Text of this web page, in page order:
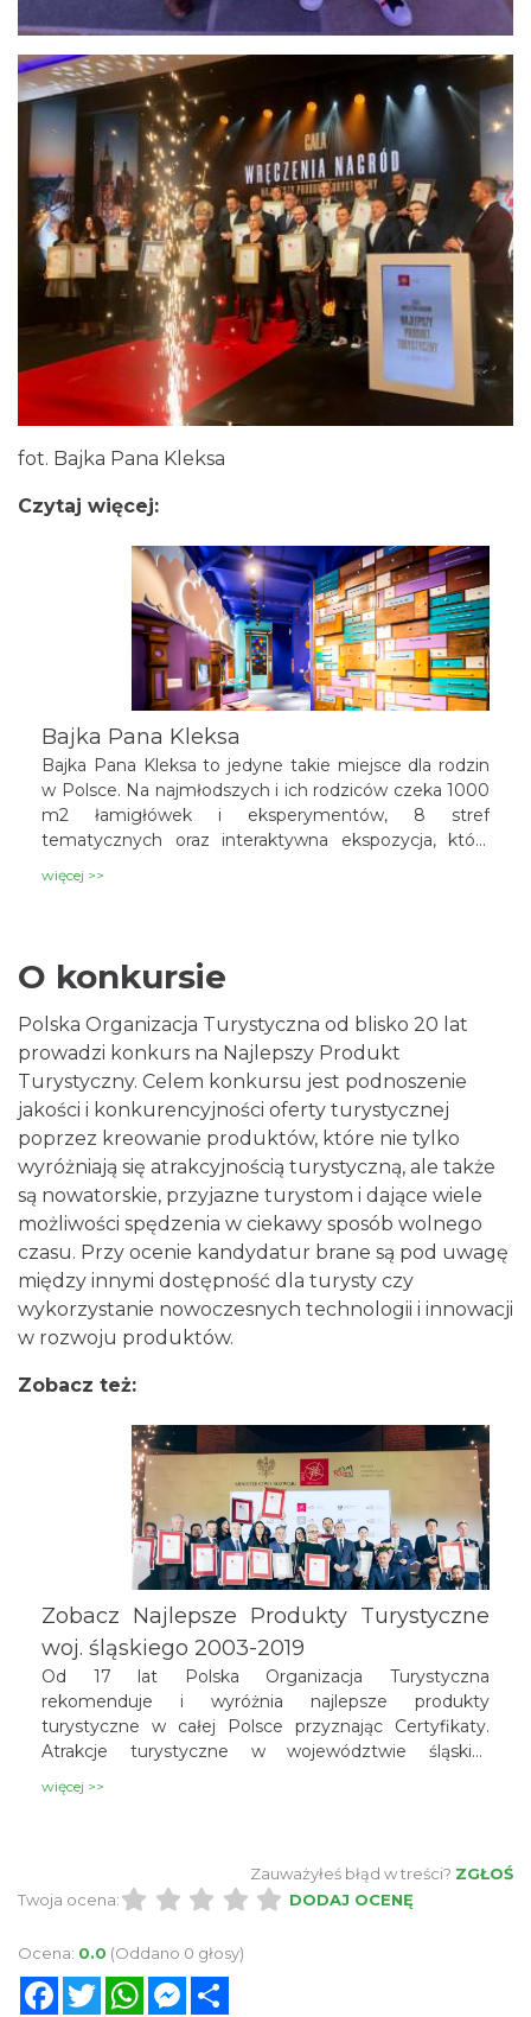
fot. Bajka Pana Kleksa
Czytaj więcej:
Bajka Pana Kleksa
Bajka Pana Kleksa to jedyne takie miejsce dla rodzin
w Polsce. Na najmłodszych i ich rodziców czeka 1000
m2 łamigłówek i eksperymentów, 8 stref
tematycznych oraz interaktywna ekspozycja, która
więcej >>
O konkursie
Polska Organizacja Turystyczna od blisko 20 lat
prowadzi konkurs na Najlepszy Produkt
Turystyczny. Celem konkursu jest podnoszenie
jakości i konkurencyjności oferty turystycznej
poprzez kreowanie produktów, które nie tylko
wyróżniają się atrakcyjnością turystyczną, ale także
są nowatorskie, przyjazne turystom i dające wiele
możliwości spędzenia w ciekawy sposób wolnego
czasu. Przy ocenie kandydatur brane są pod uwagę
między innymi dostępność dla turysty czy
wykorzystanie nowoczesnych technologii i innowacji
w rozwoju produktów.
Zobacz też:
Zobacz Najlepsze Produkty Turystyczne
woj. śląskiego 2003-2019
Od 17 lat Polska Organizacja Turystyczna
rekomenduje i wyróżnia najlepsze produkty
turystyczne w całej Polsce przyznając Certyfikaty.
Atrakcje turystyczne w województwie śląskim
fakt, że Śląskie na przestrzeni wszystkich edycji
Oskarów polskiej turystyki - Złote Certyfikaty. To
najlepszy wynik w kraju! Zobaczcie, które atrakcje ze
Produktu Turystycznego w latach 2003-2019 a które
otrzymały wyróżnienia. Wniosek jest jeden: mamy się
czym chwalić!
więcej >>
Zauważyłeś błąd w treści? ZGŁOŚ
Twoja ocena:
DODAJ OCENĘ
Ocena: 0.0 (Oddano 0 głosy)
FacebookTwitterWhatsAppMessenger